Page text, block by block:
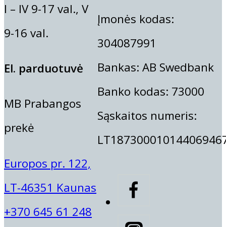
Supercilium Thuya
I – IV 9-17 val., V
9-16 val.
El. parduotuvė
MB Prabangos
prekė
Europos pr. 122,
LT-46351 Kaunas
+370 645 61 248
Įmonės kodas:
304087991
Bankas: AB Swedbank
Banko kodas: 73000
Sąskaitos numeris: